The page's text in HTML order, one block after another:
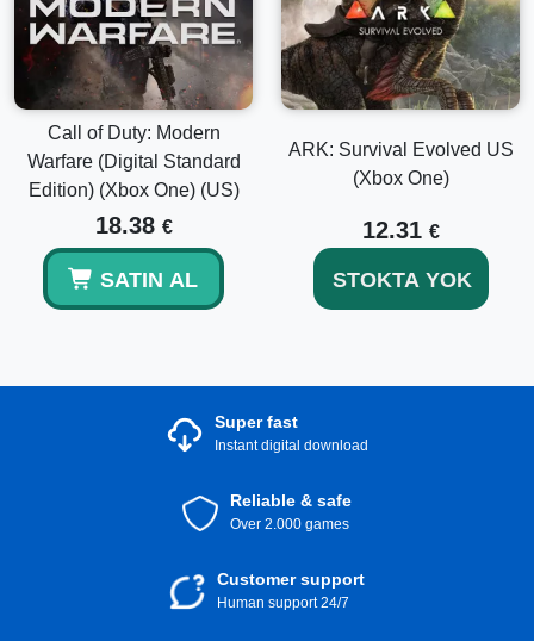
Call of Duty: Modern
Warfare (Digital Standard
Edition) (Xbox One) (US)
18.38 €
SATIN AL
ARK: Survival Evolved US
(Xbox One)
12.31 €
STOKTA YOK
Super fast
Instant digital download
Reliable & safe
Over 2.000 games
Customer support
Human support 24/7